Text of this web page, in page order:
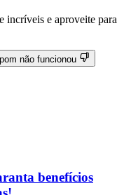
incríveis e aproveite para
não funcionou
benefícios